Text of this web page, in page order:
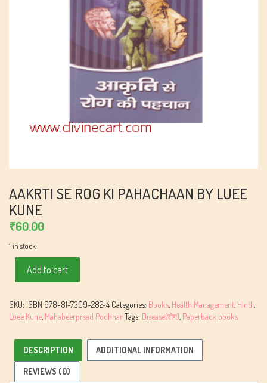
AAKRTI SE ROG KI PAHACHAAN BY LUEE
KUNE
₹60.00
1 in stock
Pahachaan
By
Kune
Add to cart
SKU: ISBN 978-81-7309-282-4 Categories: Books, Health Management, Hindi,
Luee Kune, Mahabeerprsad PodhharTags: Disease(रोग), Paperback books
DESCRIPTION ADDITIONAL INFORMATION
REVIEWS (0)